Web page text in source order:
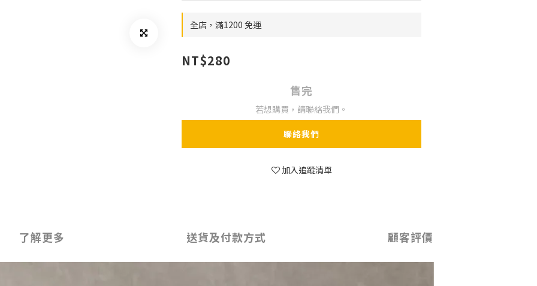
全店，滿1200 免運
NT$280
售完
若想購買，請聯絡我們。
聯絡我們
加入追蹤清單
了解更多 送貨及付款方式 顧客評價